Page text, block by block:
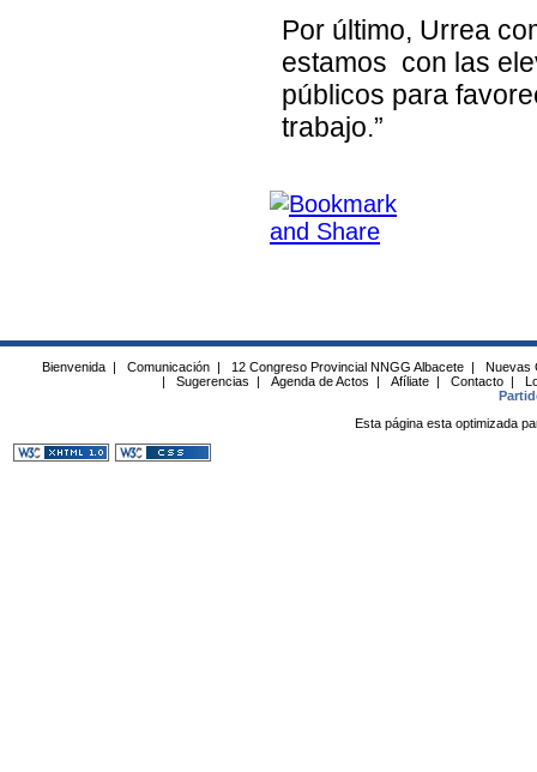
Por último, Urrea
estamos con las
públicos para
trabajo.”
Bienvenida | Comunicación | 12 Congreso Provincial NNGG Albacete |
Nuevas
|
Sugerencias | Agenda de Actos | Afíliate | Contacto |
Esta página esta optimizada